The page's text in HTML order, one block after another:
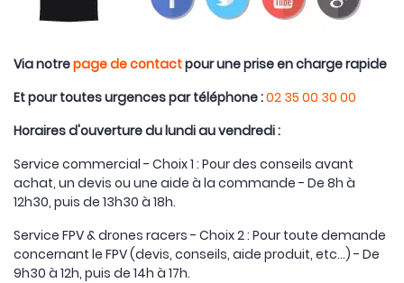
Via notrepage de contactpour une prise en charge rapide
Et pour toutes urgences par téléphone :02 35 00 30 00
Horaires d'ouverture du lundi au vendredi :
Service commercial - Choix 1 : Pour des conseils avant
achat, un devis ou une aide à la commande - De 8h à
12h30, puis de 13h30 à 18h.
Service FPV & drones racers - Choix 2 : Pour toute demande
concernant le FPV (devis, conseils, aide produit, etc...) - De
9h30 à 12h, puis de 14h à 17h.